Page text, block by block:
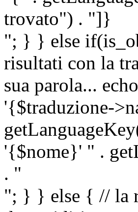
trovato") . "]}
"; } } else
risultati con la
sua parola...
'{$traduzione-
'{$nome}' " .
. "
"; } } else { // la